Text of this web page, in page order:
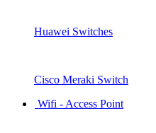
Huawei Switches
Cisco Meraki Switch
Wifi - Access Point